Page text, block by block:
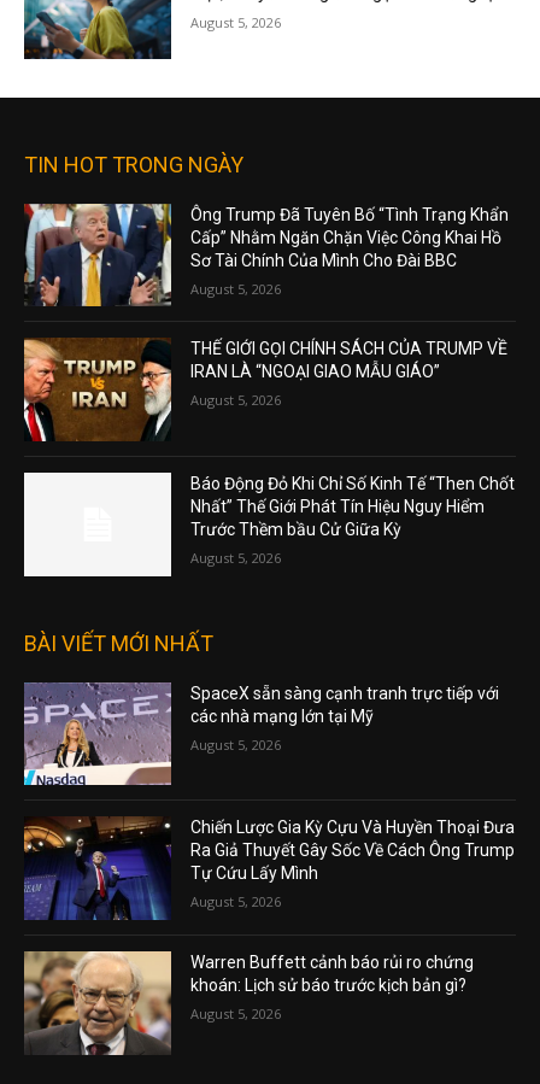
August 5, 2026
TIN HOT TRONG NGÀY
Ông Trump Đã Tuyên Bố “Tình Trạng Khẩn
Cấp” Nhằm Ngăn Chặn Việc Công Khai Hồ
Sơ Tài Chính Của Mình Cho Đài BBC
August 5, 2026
THẾ GIỚI GỌI CHÍNH SÁCH CỦA TRUMP VỀ
IRAN LÀ “NGOẠI GIAO MẪU GIÁO”
August 5, 2026
Báo Động Đỏ Khi Chỉ Số Kinh Tế “Then Chốt
Nhất” Thế Giới Phát Tín Hiệu Nguy Hiểm
Trước Thềm bầu Cử Giữa Kỳ
August 5, 2026
BÀI VIẾT MỚI NHẤT
SpaceX sẵn sàng cạnh tranh trực tiếp với
các nhà mạng lớn tại Mỹ
August 5, 2026
Chiến Lược Gia Kỳ Cựu Và Huyền Thoại Đưa
Ra Giả Thuyết Gây Sốc Về Cách Ông Trump
Tự Cứu Lấy Mình
August 5, 2026
Warren Buffett cảnh báo rủi ro chứng
khoán: Lịch sử báo trước kịch bản gì?
August 5, 2026